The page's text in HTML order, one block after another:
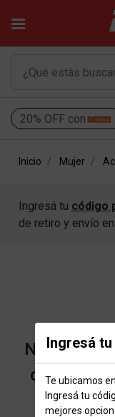
20% OFF con
Ingresá
Te ubicamos en
Ingresá tu
mejores
Inicio Mujer
Ingresá tu código
de retiro y envío
No
categoría